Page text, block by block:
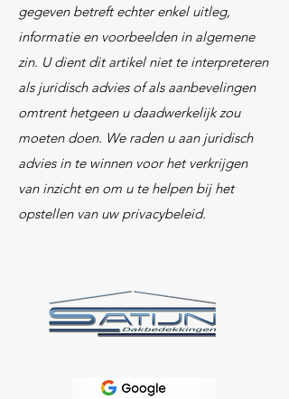
gegeven betreft echter enkel uitleg,
informatie en voorbeelden in algemene
zin. U dient dit artikel niet te interpreteren
als juridisch advies of als aanbevelingen
omtrent hetgeen u daadwerkelijk zou
moeten doen. We raden u aan juridisch
advies in te winnen voor het verkrijgen
van inzicht en om u te helpen bij het
opstellen van uw privacybeleid.